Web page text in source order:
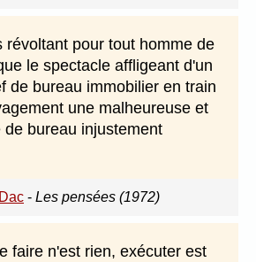
révoltant pour tout homme de
le spectacle affligeant d'un
de bureau immobilier en train
une malheureuse et
de bureau injustement
- Les pensées (1972)
faire n'est rien, exécuter est